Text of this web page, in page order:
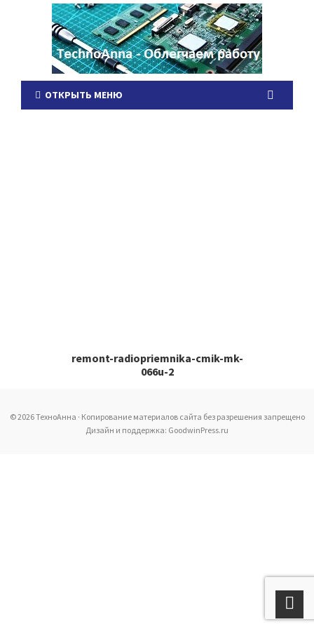
ОТКРЫТЬ МЕНЮ
remont-radiopriemnika-cmik-mk-
066u-2
© 2026 ТехноАнна · Копирование материалов сайта без разрешения запрещено
Дизайн и поддержка: GoodwinPress.ru